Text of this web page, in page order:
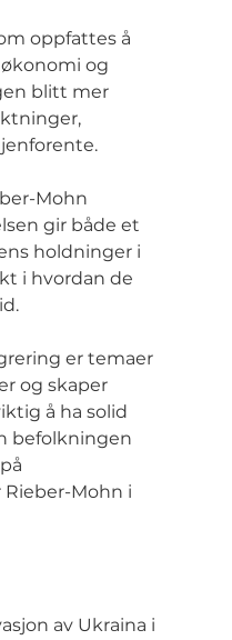
oppfattes å
og
blitt mer
Mohn
gir både et
holdninger i
i hvordan de
er temaer
og skaper
å ha solid
befolkningen
Mohn i
av Ukraina i